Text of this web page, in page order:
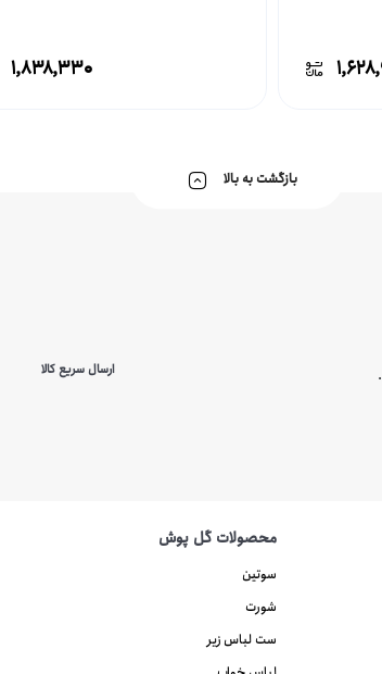
۱,۸۳۸,۳۳۰
بازگشت به بالا
ارسال سریع کالا
محصولات گل پوش
سوتین
شورت
ست لباس زیر